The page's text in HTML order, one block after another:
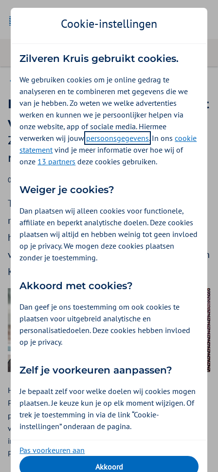
Zilveren Kruis voor pers en media
Meer transparantie in kwaliteit
van zorg nodig
Zilveren Kruis ondersteunt
manifest Patiëntenfederatie
09-10-2025
Transparantie moet normaal worden in de
medisch specialistische zorg. Dat is de kern van
het Manifest dat Patiëntenfederatie Nederland
vandaag – gesteund door onder andere Zilveren
Kruis - presenteert.
Het Manifest is de volgende stap in de strijd van
Patiëntenfederatie Nederland om ervoor te zorgen dat
patiënten meer inzicht krijgen in de (verschillen in) kwaliteit
van de zorg in Nederland: “Patiënten hebben recht op deze
informatie,” aldus Arthur Schellekens, directeur-bestuurder
Patiëntenfederatie Nederland.
Cookie-instellingen
Zilveren Kruis gebruikt cookies.
We gebruiken cookies om je online gedrag te
analyseren en te combineren met gegevens die we
van je hebben. Zo weten we welke advertenties
werken en kunnen we je persoonlijker helpen via
onze website, app of sociale media. Hiermee
verwerken wij jouw persoonsgegevens. In onscookie
statementvind je meer informatie over hoe wij of
onze 13 partners deze cookies gebruiken.
Weiger je cookies?
Dan plaatsen wij alleen cookies voor functionele,
affiliate en beperkt analytische doelen. Deze cookies
plaatsen wij altijd en hebben weinig tot geen invloed
op je privacy. We mogen deze cookies plaatsen
zonder je toestemming.
Akkoord met cookies?
Dan geef je ons toestemming om ook cookies te
plaatsen voor uitgebreid analytische en
personalisatiedoelen. Deze cookies hebben invloed
op je privacy.
Zelf je voorkeuren aanpassen?
Je bepaalt zelf voor welke doelen wij cookies mogen
plaatsen. Je keuze kun je op elk moment wijzigen. Of
trek je toestemming in via de link “Cookie-
instellingen” onderaan de pagina.
Pas voorkeuren aan
Akkoord